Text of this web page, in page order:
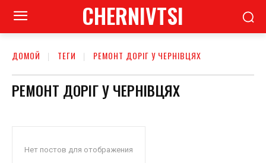
CHERNIVTSI
ДОМОЙ ТЕГИ РЕМОНТ ДОРІГ У ЧЕРНІВЦЯХ
РЕМОНТ ДОРІГ У ЧЕРНІВЦЯХ
Нет постов для отображения